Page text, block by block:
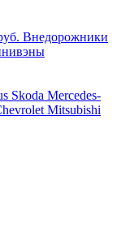
Внедорожники
Skoda Mercedes-
Mitsubishi